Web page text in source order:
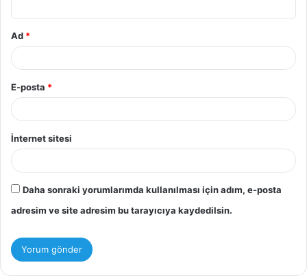
Ad *
E-posta *
İnternet sitesi
Daha sonraki yorumlarımda kullanılması için adım, e-posta
adresim ve site adresim bu tarayıcıya kaydedilsin.